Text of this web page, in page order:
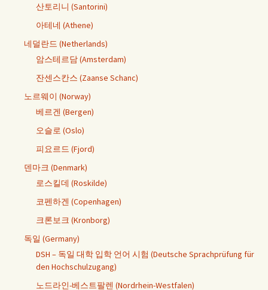
산토리니 (Santorini)
아테네 (Athene)
네덜란드 (Netherlands)
암스테르담 (Amsterdam)
잔센스칸스 (Zaanse Schanc)
노르웨이 (Norway)
베르겐 (Bergen)
오슬로 (Oslo)
피요르드 (Fjord)
덴마크 (Denmark)
로스킬데 (Roskilde)
코펜하겐 (Copenhagen)
크론보크 (Kronborg)
독일 (Germany)
DSH – 독일 대학 입학 언어 시험 (Deutsche Sprachprüfung für
den Hochschulzugang)
노드라인-베스트팔렌 (Nordrhein-Westfalen)